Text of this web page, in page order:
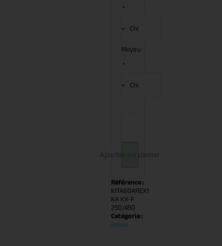
*
Moyeu
*
Référence :
KITA60AREX1
KA KX-F
250/450
Catégorie :
Roues